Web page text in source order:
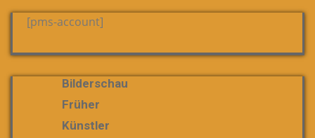
[pms-account]
Bilderschau
Früher
Künstler